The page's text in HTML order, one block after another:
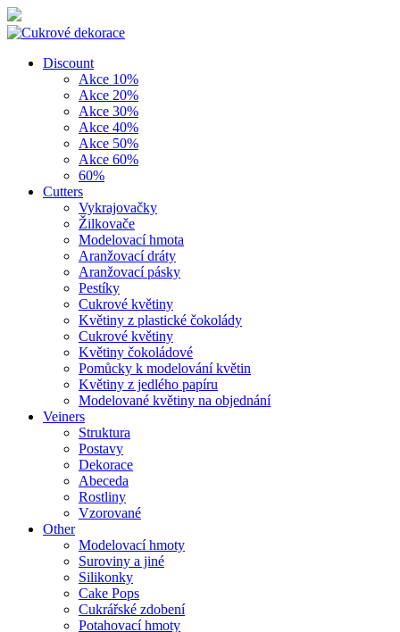
Discount
Akce 10%
Akce 20%
Akce 30%
Akce 40%
Akce 50%
Akce 60%
60%
Cutters
Vykrajovačky
Žilkovače
Modelovací hmota
Aranžovací dráty
Aranžovací pásky
Pestíky
Cukrové květiny
Květiny z plastické čokolády
Cukrové květiny
Květiny čokoládové
Pomůcky k modelování květin
Květiny z jedlého papíru
Modelované květiny na objednání
Veiners
Struktura
Postavy
Dekorace
Abeceda
Rostliny
Vzorované
Other
Modelovací hmoty
Suroviny a jiné
Silikonky
Cake Pops
Cukrářské zdobení
Potahovací hmoty